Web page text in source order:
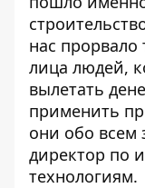
нас
лица людей,
вылетать
применить
они обо всем
директор по
технологиям.